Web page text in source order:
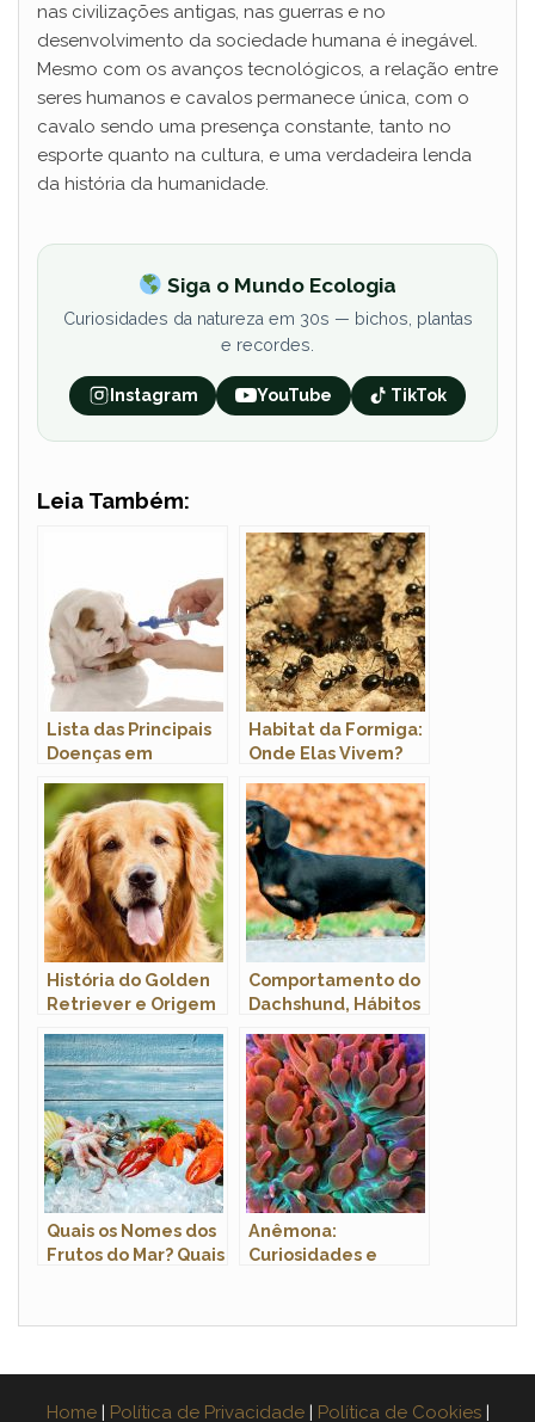
nas civilizações antigas, nas guerras e no
desenvolvimento da sociedade humana é inegável.
Mesmo com os avanços tecnológicos, a relação entre
seres humanos e cavalos permanece única, com o
cavalo sendo uma presença constante, tanto no
esporte quanto na cultura, e uma verdadeira lenda
da história da humanidade.
Siga o Mundo Ecologia
Curiosidades da natureza em 30s — bichos, plantas
e recordes.
Instagram YouTube TikTok
Leia Também:
Lista das Principais
Doenças em
e Tratamento
Habitat da Formiga:
Onde Elas Vivem?
História do Golden
Retriever e Origem
Comportamento do
Dachshund, Hábitos
Quais os Nomes dos
Frutos do Mar? Quais
Anêmona:
Curiosidades e
Home | Política de Privacidade | Política de Cookies |